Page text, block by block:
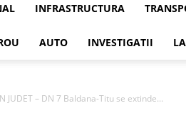
Infrapress
INFRASTRUCTURA
AUTO INVESTIGATII
JUDET – DN 7 Baldana-Titu se extinde...